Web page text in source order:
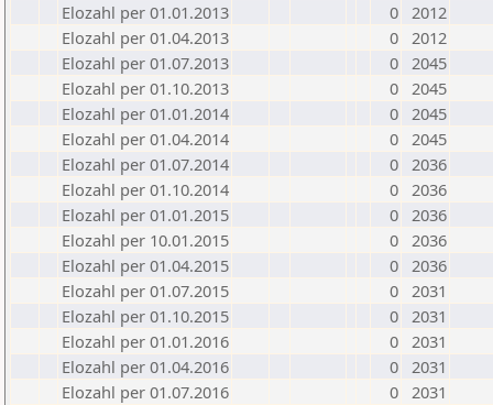
Elozahl per 01.01.2013
0 2012
Elozahl per 01.04.2013
0 2012
Elozahl per 01.07.2013
0 2045
Elozahl per 01.10.2013
0 2045
Elozahl per 01.01.2014
0 2045
Elozahl per 01.04.2014
0 2045
Elozahl per 01.07.2014
0 2036
Elozahl per 01.10.2014
0 2036
Elozahl per 01.01.2015
0 2036
Elozahl per 10.01.2015
0 2036
Elozahl per 01.04.2015
0 2036
Elozahl per 01.07.2015
0 2031
Elozahl per 01.10.2015
0 2031
Elozahl per 01.01.2016
0 2031
Elozahl per 01.04.2016
0 2031
Elozahl per 01.07.2016
0 2031